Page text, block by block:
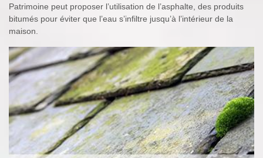
Patrimoine peut proposer l’utilisation de l’asphalte, des produits
bitumés pour éviter que l’eau s’infiltre jusqu’à l’intérieur de la
maison.